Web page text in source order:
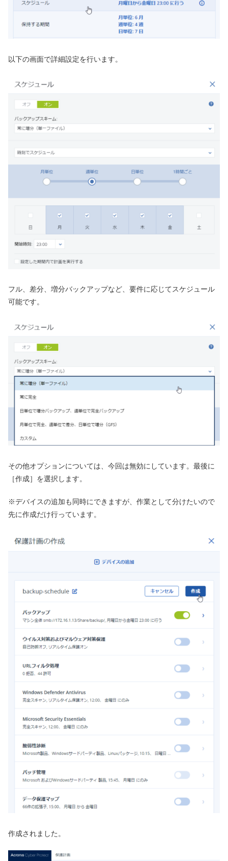
以下の画面で詳細設定を行います。
フル、差分、増分バックアップなど、要件に応じてスケジュール
可能です。
その他オプションについては、今回は無効にしています。最後に
［作成］を選択します。
※デバイスの追加も同時にできますが、作業として分けたいので
先に作成だけ行っています。
作成されました。